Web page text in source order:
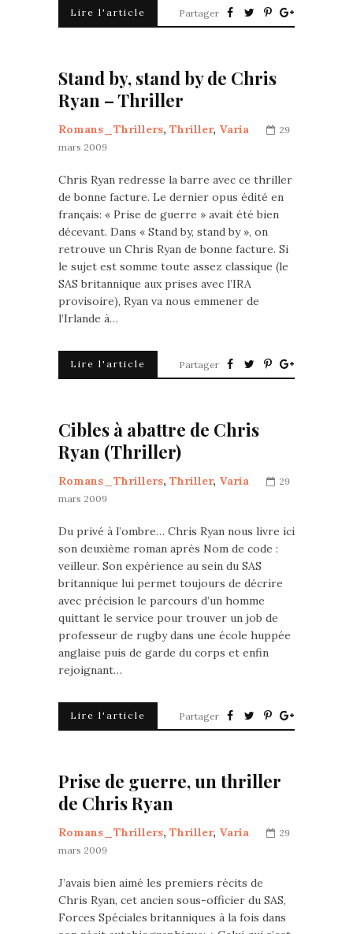
Lire l'article Partager
Stand by, stand by de Chris
Ryan – Thriller
Romans_Thrillers, Thriller, Varia
29
mars 2009
Chris Ryan redresse la barre avec ce thriller
de bonne facture. Le dernier opus édité en
français: « Prise de guerre » avait été bien
décevant. Dans « Stand by, stand by », on
retrouve un Chris Ryan de bonne facture. Si
le sujet est somme toute assez classique (le
SAS britannique aux prises avec l’IRA
provisoire), Ryan va nous emmener de
l’Irlande à…
Lire l'article Partager
Cibles à abattre de Chris
Ryan (Thriller)
Romans_Thrillers, Thriller, Varia
29
mars 2009
Du privé à l’ombre… Chris Ryan nous livre ici
son deuxième roman après Nom de code :
veilleur. Son expérience au sein du SAS
britannique lui permet toujours de décrire
avec précision le parcours d’un homme
quittant le service pour trouver un job de
professeur de rugby dans une école huppée
anglaise puis de garde du corps et enfin
rejoignant…
Lire l'article Partager
Prise de guerre, un thriller
de Chris Ryan
Romans_Thrillers, Thriller, Varia
29
mars 2009
J’avais bien aimé les premiers récits de
Chris Ryan, cet ancien sous-officier du SAS,
Forces Spéciales britanniques à la fois dans